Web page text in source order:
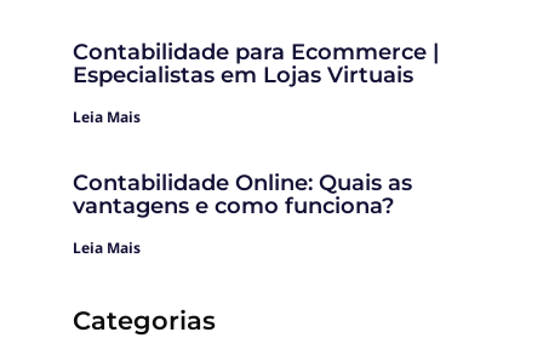
Contabilidade para Ecommerce |
Especialistas em Lojas Virtuais
Leia Mais
Contabilidade Online: Quais as
vantagens e como funciona?
Leia Mais
Categorias